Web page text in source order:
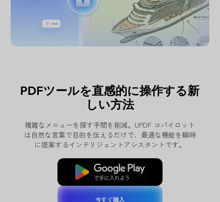
PDFツールを直感的に操作する新
しい方法
複雑なメニューを探す手間を削減。UPDF コパイロット
は自然な言葉で目的を伝えるだけで、最適な機能を瞬時
に提案するインテリジェントアシスタントです。
無料ダウンロード
今すぐ購入